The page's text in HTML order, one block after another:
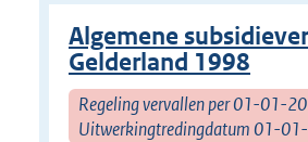
Algemene
Gelderland 1998
Regeling vervallen per 01-01-
Uitwerkingtredingdatum 01-